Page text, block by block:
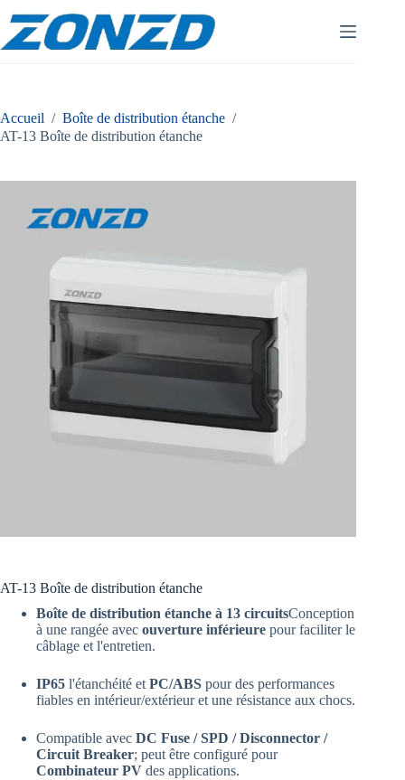
content
Accueil / Boîte de distribution étanche /
AT-13 Boîte de distribution étanche
AT-13 Boîte de distribution étanche
Boîte de distribution étanche à 13 circuitsConception
à une rangée avec ouverture inférieure pour faciliter le
câblage et l'entretien.
IP65 l'étanchéité et PC/ABS pour des performances
fiables en intérieur/extérieur et une résistance aux chocs.
Compatible avec DC Fuse / SPD / Disconnector /
Circuit Breaker; peut être configuré pour
Combinateur PV des applications.